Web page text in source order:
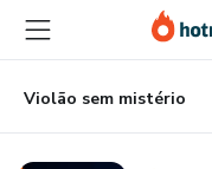
para
conteúdo
principal
para
pagamento
para
rodapé
Violão sem mistério